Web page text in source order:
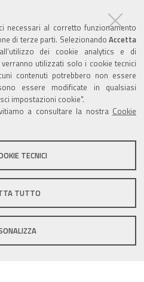
necessari al corretto funzionamento
di terze parti. Selezionando Accetta
dei cookie analytics e di
utilizzati solo i cookie tecnici
contenuti potrebbero non essere
essere modificate in qualsiasi
impostazioni cookie".
a consultare la nostra Cookie
TECNICI
TUTTO
del Comune di Zola
questo sito
di Zola Predosa